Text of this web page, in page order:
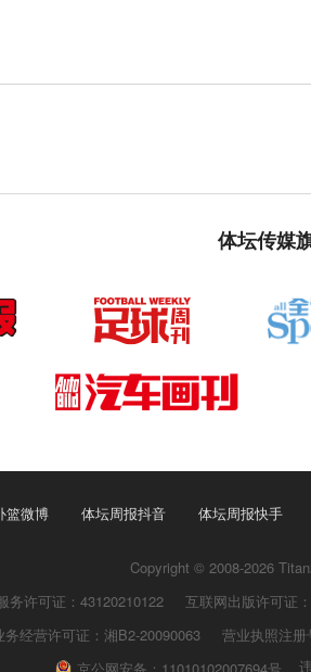
体坛传媒
篮微博 体坛周报抖音 体坛周报快手
Copyright © 2008-2026
务许可证：43120210122
互联网出版许可证
经营许可证：湘B2-20090063
营业执照注册
违